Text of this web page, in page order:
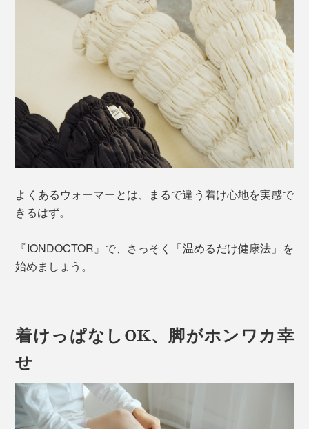
よくあるウォーマーとは、まるで違う着け心地を実感で
きるはず。
『IONDOCTOR』で、さっそく「温めるだけ健康法」を
始めましょう。
着けっぱなしOK、脚がホンワカ幸
せ